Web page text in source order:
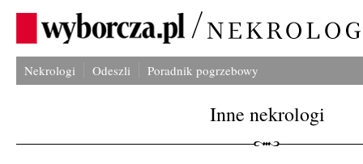
Nekrologi Odeszli Poradnik pogrzebowy
Inne nekrologi